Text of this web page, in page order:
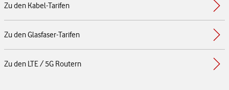
Zu den Kabel-Tarifen
Zu den Glasfaser-Tarifen
Zu den LTE / 5G Routern